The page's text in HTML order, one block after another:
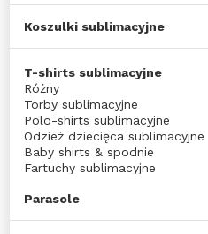
Koszulki sublimacyjne
T-shirts sublimacyjne
Różny
Torby sublimacyjne
Polo-shirts sublimacyjne
Odzież dziecięca sublimacyjne
Baby shirts & spodnie
Fartuchy sublimacyjne
Parasole